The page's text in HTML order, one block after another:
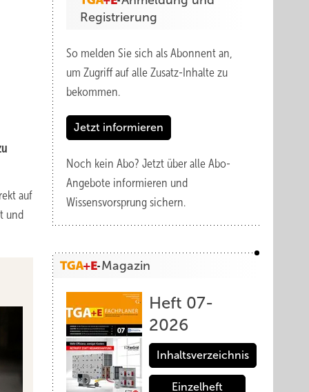
auf
und
Registrierung
So melden Sie sich als Abonnent an,
um Zugriff auf alle Zusatz-Inhalte zu
bekommen.
Jetzt informieren
Noch kein Abo? Jetzt über alle Abo-
Angebote informieren und
Wissensvorsprung sichern.
Magazin
Heft 07-
2026
Inhaltsverzeichnis
Einzelheft